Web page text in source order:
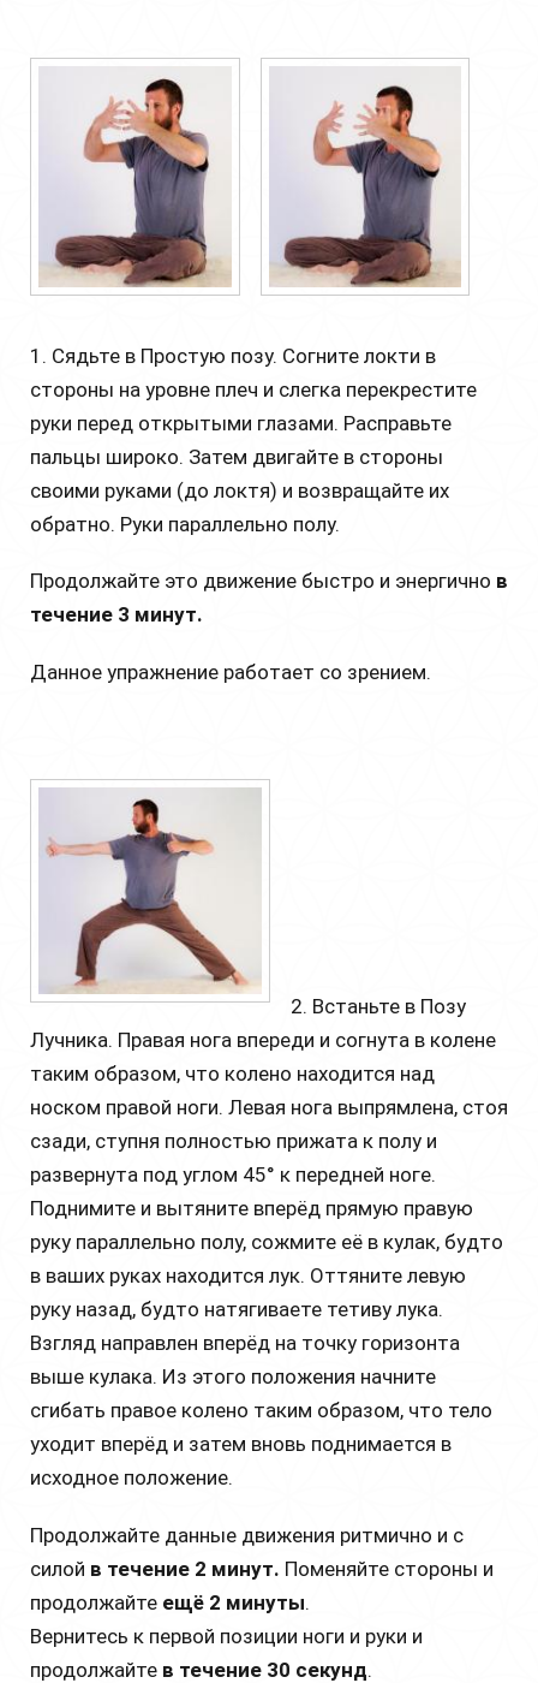
1. Сядьте в Простую позу. Согните локти в
стороны на уровне плеч и слегка перекрестите
руки перед открытыми глазами. Расправьте
пальцы широко. Затем двигайте в стороны
своими руками (до локтя) и возвращайте их
обратно. Руки параллельно полу.
Продолжайте это движение быстро и энергично в
течение 3 минут.
Данное упражнение работает со зрением.
2. Встаньте в Позу
Лучника. Правая нога впереди и согнута в колене
таким образом, что колено находится над
носком правой ноги. Левая нога выпрямлена, стоя
сзади, ступня полностью прижата к полу и
развернута под углом 45° к передней ноге.
Поднимите и вытяните вперёд прямую правую
руку параллельно полу, сожмите её в кулак, будто
в ваших руках находится лук. Оттяните левую
руку назад, будто натягиваете тетиву лука.
Взгляд направлен вперёд на точку горизонта
выше кулака. Из этого положения начните
сгибать правое колено таким образом, что тело
уходит вперёд и затем вновь поднимается в
исходное положение.
Продолжайте данные движения ритмично и с
силой в течение 2 минут. Поменяйте стороны и
продолжайте ещё 2 минуты.
Вернитесь к первой позиции ноги и руки и
продолжайте в течение 30 секунд.